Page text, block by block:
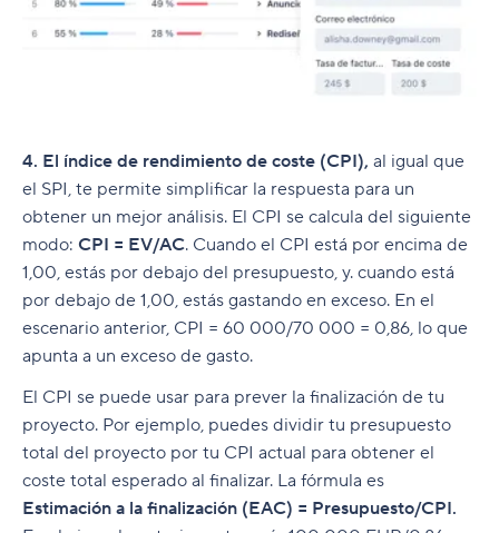
4. El índice de rendimiento de coste (CPI), al igual que
el SPI, te permite simplificar la respuesta para un
obtener un mejor análisis. El CPI se calcula del siguiente
modo: CPI = EV/AC. Cuando el CPI está por encima de
1,00, estás por debajo del presupuesto, y. cuando está
por debajo de 1,00, estás gastando en exceso. En el
escenario anterior, CPI = 60 000/70 000 = 0,86, lo que
apunta a un exceso de gasto.
El CPI se puede usar para prever la finalización de tu
proyecto. Por ejemplo, puedes dividir tu presupuesto
total del proyecto por tu CPI actual para obtener el
coste total esperado al finalizar. La fórmula es
Estimación a la finalización (EAC) = Presupuesto/CPI.